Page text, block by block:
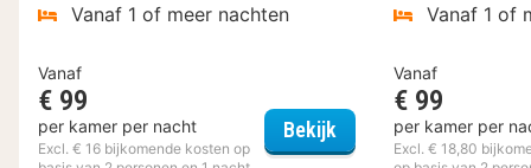
Vanaf 1 of meer nachten
Vanaf
€ 99
per kamer per nacht
Excl. € 16 bijkomende kosten op
Bekijk Fletcher Hotel-
Vanaf 1 of
Vanaf
€ 99
per kamer per
Excl. € 18,80